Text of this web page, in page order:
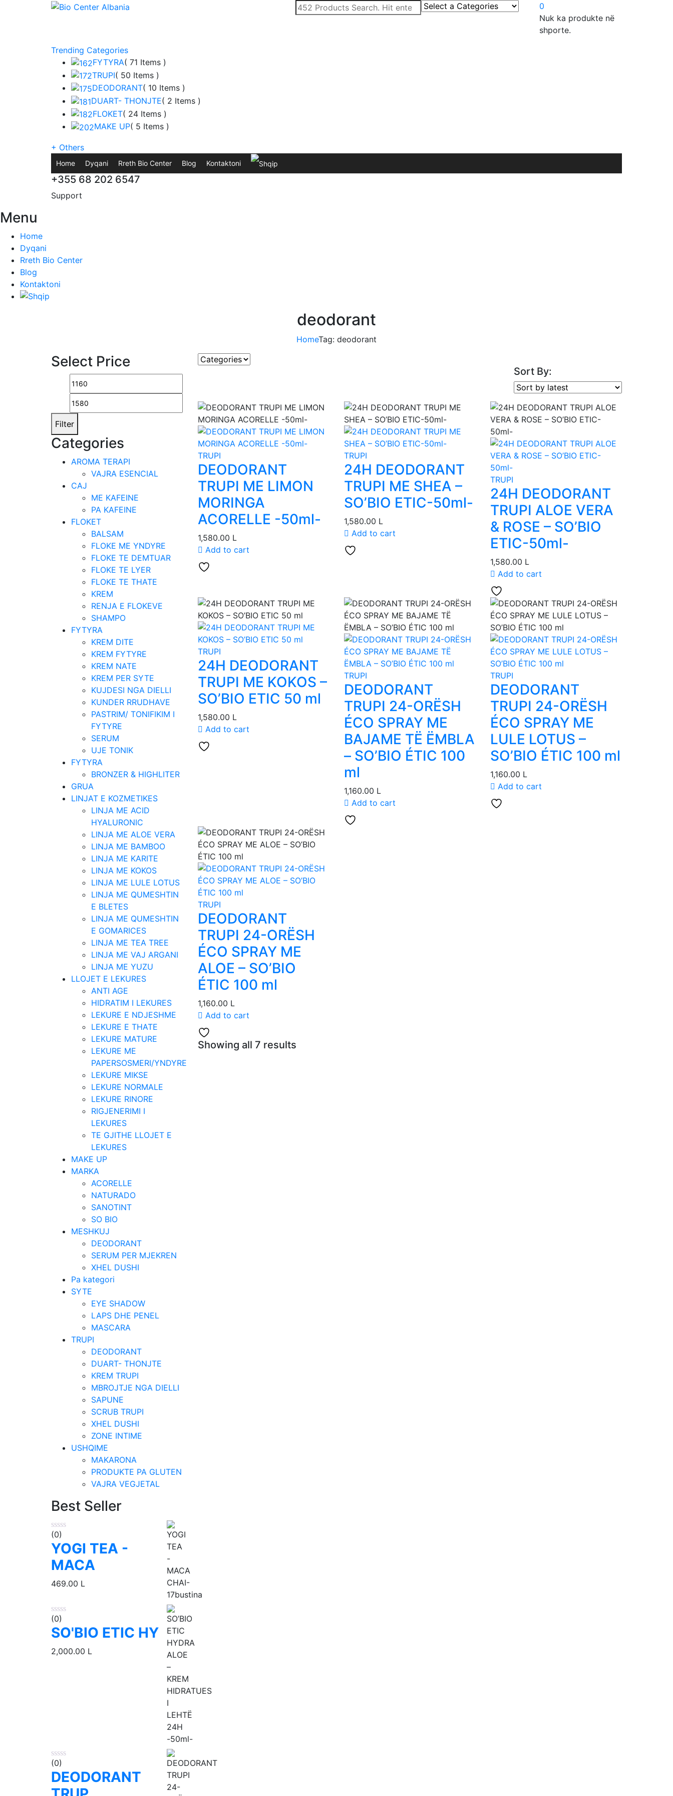
0
Nuk ka produkte në
shporte.
Trending Categories
FYTYRA( 71 Items )
TRUPI( 50 Items )
DEODORANT( 10 Items )
DUART- THONJTE( 2 Items )
FLOKET( 24 Items )
MAKE UP( 5 Items )
+ Others
Home Dyqani Rreth Bio Center Blog Kontaktoni
+355 68 202 6547
Support
Menu
Home
Dyqani
Rreth Bio Center
Blog
Kontaktoni
deodorant
HomeTag: deodorant
Select Price
Min
Filter
Categories
AROMA TERAPI
VAJRA ESENCIAL
CAJ
ME KAFEINE
PA KAFEINE
FLOKET
BALSAM
FLOKE ME YNDYRE
FLOKE TE DEMTUAR
FLOKE TE LYER
FLOKE TE THATE
KREM
RENJA E FLOKEVE
SHAMPO
FYTYRA
KREM DITE
KREM FYTYRE
KREM NATE
KREM PER SYTE
KUJDESI NGA DIELLI
KUNDER RRUDHAVE
PASTRIM/ TONIFIKIM I
FYTYRE
SERUM
UJE TONIK
FYTYRA
BRONZER & HIGHLITER
GRUA
LINJAT E KOZMETIKES
LINJA ME ACID
HYALURONIC
LINJA ME ALOE VERA
LINJA ME BAMBOO
LINJA ME KARITE
LINJA ME KOKOS
LINJA ME LULE LOTUS
LINJA ME QUMESHTIN
E BLETES
LINJA ME QUMESHTIN
E GOMARICES
LINJA ME TEA TREE
LINJA ME VAJ ARGANI
LINJA ME YUZU
LLOJET E LEKURES
ANTI AGE
HIDRATIM I LEKURES
LEKURE E NDJESHME
LEKURE E THATE
LEKURE MATURE
LEKURE ME
PAPERSOSMERI/YNDYRE
LEKURE MIKSE
LEKURE NORMALE
LEKURE RINORE
RIGJENERIMI I
LEKURES
TE GJITHE LLOJET E
LEKURES
MAKE UP
MARKA
ACORELLE
NATURADO
SANOTINT
SO BIO
MESHKUJ
DEODORANT
SERUM PER MJEKREN
XHEL DUSHI
Pa kategori
SYTE
EYE SHADOW
LAPS DHE PENEL
MASCARA
TRUPI
DEODORANT
DUART- THONJTE
KREM TRUPI
MBROJTJE NGA DIELLI
SAPUNE
SCRUB TRUPI
XHEL DUSHI
ZONE INTIME
USHQIME
MAKARONA
PRODUKTE PA GLUTEN
VAJRA VEGJETAL
Best Seller
(0)
YOGI TEA -
MACA
469.00 L
(0)
SO'BIO ETIC HY
2,000.00 L
(0)
DEODORANT
Sort By:
TRUPI
DEODORANT
TRUPI ME LIMON
MORINGA
ACORELLE -50ml-
1,580.00 L
Add to cart
TRUPI
24H DEODORANT
TRUPI ME SHEA –
SO’BIO ETIC-50ml-
1,580.00 L
Add to cart
TRUPI
24H DEODORANT
TRUPI ALOE VERA
& ROSE – SO’BIO
ETIC-50ml-
1,580.00 L
Add to cart
TRUPI
24H DEODORANT
TRUPI ME KOKOS –
SO’BIO ETIC 50 ml
1,580.00 L
Add to cart
TRUPI
DEODORANT
TRUPI 24-ORËSH
ÉCO SPRAY ME
BAJAME TË ËMBLA
– SO’BIO ÉTIC 100
ml
1,160.00 L
Add to cart
TRUPI
DEODORANT
TRUPI 24-ORËSH
ÉCO SPRAY ME
LULE LOTUS –
SO’BIO ÉTIC 100 ml
1,160.00 L
Add to cart
TRUPI
DEODORANT
TRUPI 24-ORËSH
ÉCO SPRAY ME
ALOE – SO’BIO
ÉTIC 100 ml
1,160.00 L
Add to cart
Showing all 7 results